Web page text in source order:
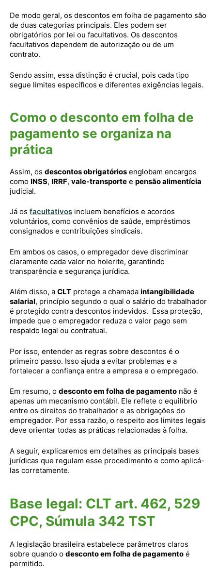
De modo geral, os descontos em folha de pagamento são
de duas categorias principais. Eles podem ser
obrigatórios por lei ou facultativos. Os descontos
facultativos dependem de autorização ou de um
contrato.
Sendo assim, essa distinção é crucial, pois cada tipo
segue limites específicos e diferentes exigências legais.
Como o desconto em folha de
pagamento se organiza na
prática
Assim, os descontos obrigatórios englobam encargos
como INSS, IRRF, vale-transporte e pensão alimentícia
judicial.
Já os facultativos incluem benefícios e acordos
voluntários, como convênios de saúde, empréstimos
consignados e contribuições sindicais.
Em ambos os casos, o empregador deve discriminar
claramente cada valor no holerite, garantindo
transparência e segurança jurídica.
Além disso, a CLT protege a chamada intangibilidade
salarial, princípio segundo o qual o salário do trabalhador
é protegido contra descontos indevidos. Essa proteção,
impede que o empregador reduza o valor pago sem
respaldo legal ou contratual.
Por isso, entender as regras sobre descontos é o
primeiro passo. Isso ajuda a evitar problemas e a
fortalecer a confiança entre a empresa e o empregado.
Em resumo, o desconto em folha de pagamento não é
apenas um mecanismo contábil. Ele reflete o equilíbrio
entre os direitos do trabalhador e as obrigações do
empregador. Por essa razão, o respeito aos limites legais
deve orientar todas as práticas relacionadas à folha.
A seguir, explicaremos em detalhes as principais bases
jurídicas que regulam esse procedimento e como aplicá-
las corretamente.
Base legal: CLT art. 462, 529
CPC, Súmula 342 TST
A legislação brasileira estabelece parâmetros claros
sobre quando o desconto em folha de pagamento é
permitido.